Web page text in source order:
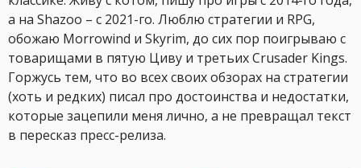
а на Shazoo – с 2021-го. Люблю стратегии и RPG,
обожаю Morrowind и Skyrim, до сих пор поигрываю с
товарищами в пятую Циву и третьих Crusader Kings.
Горжусь тем, что во всех своих обзорах на стратегии
(хоть и редких) писал про достоинства и недостатки,
которые зацепили меня лично, а не превращал текст
в пересказ пресс-релиза.